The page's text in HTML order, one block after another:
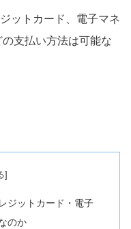
ットカード、電子マネ
支払い方法は可能な
ジットカード・電子
のか